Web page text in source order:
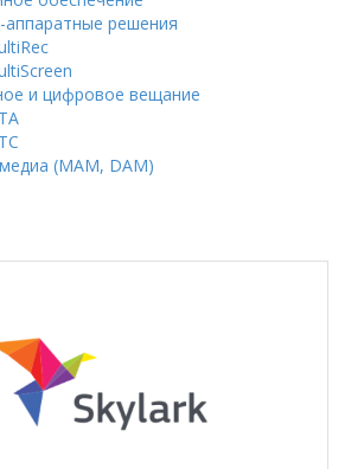
решения
и цифровое вещание
(MAM, DAM)